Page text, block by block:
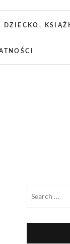
CIEKAWE
DZIECKO,